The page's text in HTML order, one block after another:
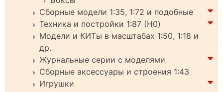
Сборные модели 1:35, 1:72 и подобные
Техника и постройки 1:87 (H0)
Модели и КИТы в масштабах 1:50, 1:18 и
др.
Журнальные серии с моделями
Сборные аксессуары и строения 1:43
Игрушки